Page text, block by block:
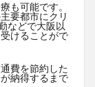
も可能です。
要都市にクリ
などで大阪以
けることがで
費を節約した
納得するまで